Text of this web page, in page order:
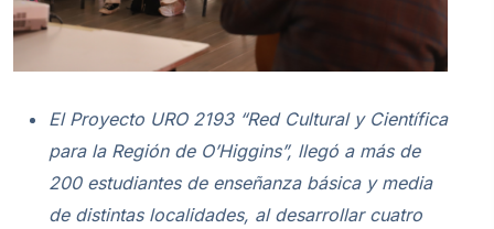
El Proyecto URO 2193 “Red Cultural y Científica
para la Región de O’Higgins”, llegó a más de
200 estudiantes de enseñanza básica y media
de distintas localidades, al desarrollar cuatro